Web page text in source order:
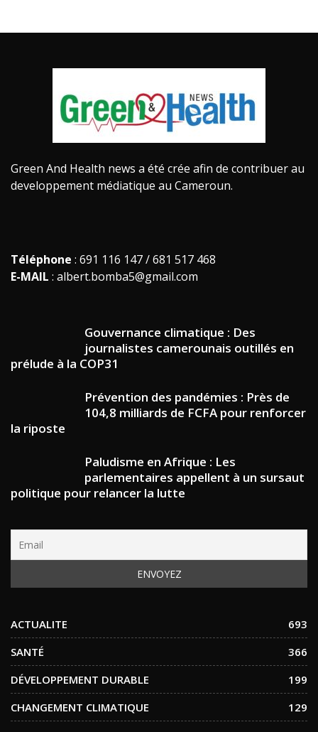
Green And Health news a été crée afin de contribuer au
developpement médiatique au Cameroun.
Téléphone : 691 116 147 / 681 517 468
E-MAIL : albert.bomba5@gmail.com
Gouvernance climatique : Des
journalistes camerounais outillés en
prélude à la COP31
Prévention des pandémies : Près de
104,8 milliards de FCFA pour renforcer
la riposte
Paludisme en Afrique : Les
parlementaires appellent à un sursaut
politique pour relancer la lutte
ACTUALITE
693
SANTÉ
366
DÉVELOPPEMENT DURABLE
199
CHANGEMENT CLIMATIQUE
129